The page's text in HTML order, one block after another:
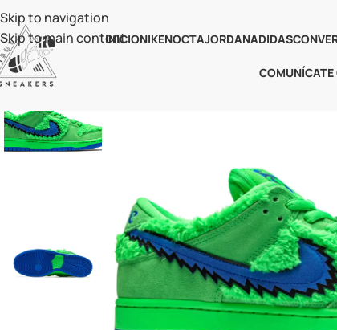
Skip to navigation
Skip to main content
INICIONIKENOCTAJORDANADIDAS